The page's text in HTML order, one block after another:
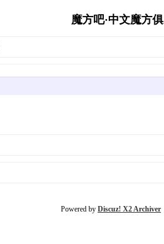
魔方吧·中文魔方
Powered by Discuz! X2 Archiver